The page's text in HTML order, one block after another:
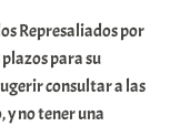
Represaliados por
para su
consultar a las
no tener una